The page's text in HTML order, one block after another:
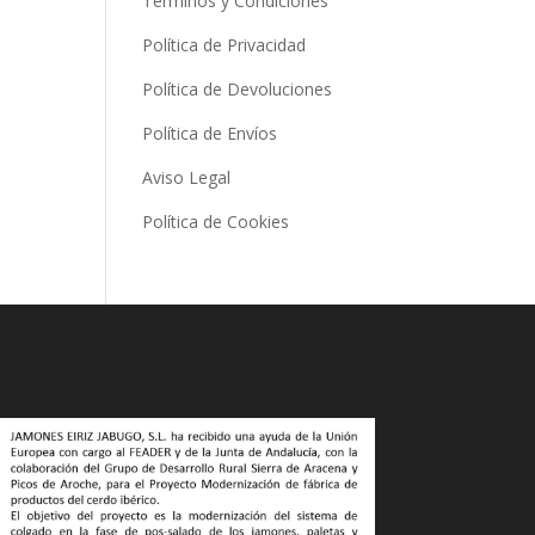
Política de Privacidad
Política de Devoluciones
Política de Envíos
Aviso Legal
Política de Cookies